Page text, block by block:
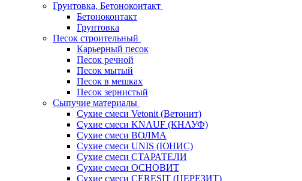
Грунтовка, Бетоноконтакт
Бетоноконтакт
Грунтовка
Песок строительный
Карьерный песок
Песок речной
Песок мытый
Песок в мешках
Песок зернистый
Сыпучие материалы
Сухие смеси Vetonit (Ветонит)
Сухие смеси KNAUF (КНАУФ)
Сухие смеси ВОЛМА
Сухие смеси UNIS (ЮНИС)
Сухие смеси СТАРАТЕЛИ
Сухие смеси ОСНОВИТ
Сухие смеси СERESIT (ЦЕРЕЗИТ)